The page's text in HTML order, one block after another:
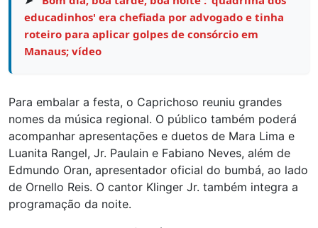
educadinhos' era chefiada por advogado e tinha
roteiro para aplicar golpes de consórcio em
Manaus; vídeo
Para embalar a festa, o Caprichoso reuniu grandes
nomes da música regional. O público também poderá
acompanhar apresentações e duetos de Mara Lima e
Luanita Rangel, Jr. Paulain e Fabiano Neves, além de
Edmundo Oran, apresentador oficial do bumbá, ao lado
de Ornello Reis. O cantor Klinger Jr. também integra a
programação da noite.